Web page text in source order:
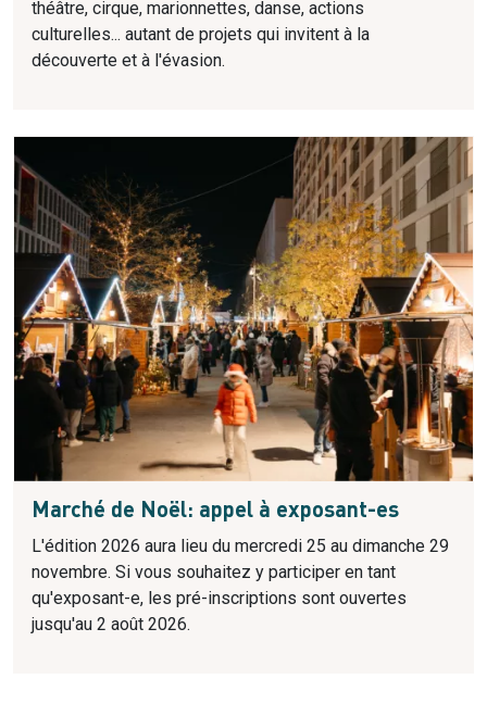
théâtre, cirque, marionnettes, danse, actions
culturelles... autant de projets qui invitent à la
découverte et à l'évasion.
Marché de Noël: appel à exposant-es
L'édition 2026 aura lieu du mercredi 25 au dimanche 29
novembre. Si vous souhaitez y participer en tant
qu'exposant-e, les pré-inscriptions sont ouvertes
jusqu'au 2 août 2026.